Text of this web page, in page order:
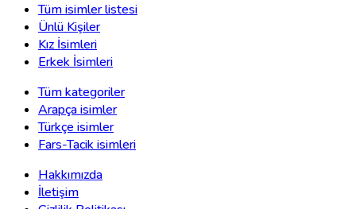
Tüm isimler listesi
Ünlü Kişiler
Kız İsimleri
Erkek İsimleri
Tüm kategoriler
Arapça isimler
Türkçe isimler
Fars-Tacik isimleri
Hakkımızda
İletişim